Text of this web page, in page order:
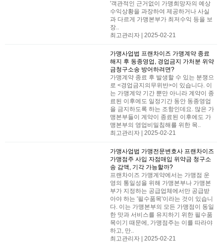
'객관적인 근거없이 가맹희망자의 예상
수익상황을 과장하여 제공하거나 사실
과 다르게 가맹본부가 최저수익 등을 보
장..
최고관리자 | 2025-02-21
가맹사업법 프랜차이즈 가맹계약 종료
해지 후 동종영업, 경업금지 가처분 위약
금청구소송 방어하려면?
가맹계약 종료 후 발생할 수 있는 분쟁으
로 <경업금지의무위반>이 있습니다. 이
는 가맹계약 기간 뿐만 아니라 계약이 종
료된 이후에도 일정기간 동안 동종영업
을 금지하도록 하는 조항인데요. 많은 가
맹본부들이 계약이 종료된 이후에도 가
맹본부의 영업비밀침해를 위한 목..
최고관리자 | 2025-02-21
가맹사업법 가맹전문변호사 프랜차이즈
가맹점주 사입 자점매입 위약금 청구소
송 감액, 기각 가능할까?
프랜차이즈 가맹계약에서는 가맹점 운
영의 통일성을 위해 가맹본부나 가맹본
부가 지정하는 공급업체에서만 공급받
아야 하는 '필수품목'이라는 것이 있습니
다. 이는 가맹본부의 모든 가맹점이 동일
한 맛과 서비스를 유지하기 위한 필수품
목이기 때문에, 가맹점주는 이를 따라야
하고, 만..
최고관리자 | 2025-02-21